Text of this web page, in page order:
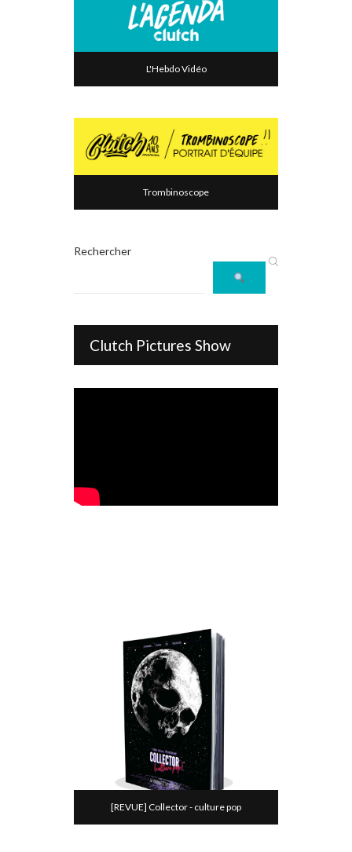
L'Hebdo Vidéo
Trombinoscope
Rechercher
Clutch Pictures Show
[REVUE] Collector - culture pop